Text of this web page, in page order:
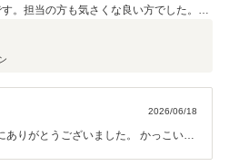
。担当の方も気さくな良い方でした。ま
、その時は宜しくお願いします
ン
2026/06/18
ありがとうございました。 かっこいい